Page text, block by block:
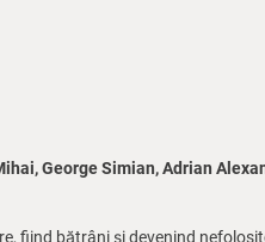
George Simian, Adrian
fiind bătrâni și devenind